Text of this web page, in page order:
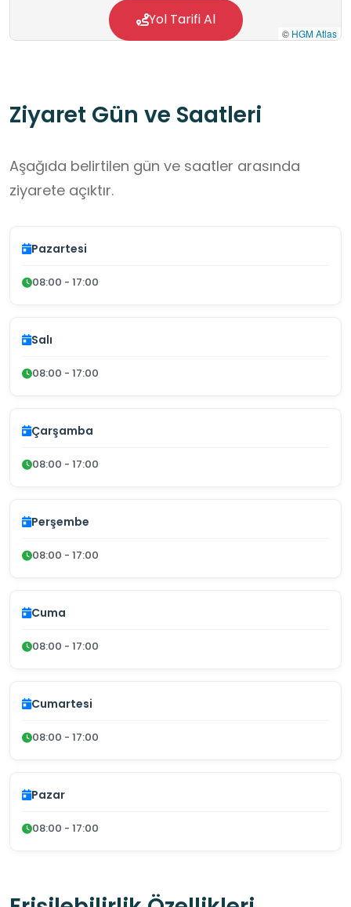
© HGM Atlas
Yol Tarifi Al
Ziyaret Gün ve Saatleri
Aşağıda belirtilen gün ve saatler arasında
ziyarete açıktır.
Pazartesi
08:00 - 17:00
Salı
08:00 - 17:00
Çarşamba
08:00 - 17:00
Perşembe
08:00 - 17:00
Cuma
08:00 - 17:00
Cumartesi
08:00 - 17:00
Pazar
08:00 - 17:00